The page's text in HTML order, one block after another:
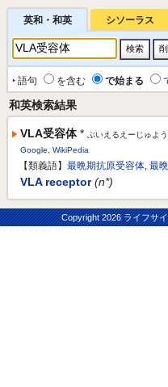
英和・和英 シソーラス
‣ 語句 を含む で始まる
和英検索結果
VLA受容体 * ぶいえるえーじゅよ
Google
WikiPedia
【類義語】 最晩期抗原受容体, 最
VLA receptor (n*)
Copyright2026 ライフサ